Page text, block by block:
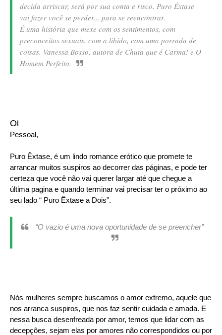
decida arriscar, será por sua conta e risco. Puro Êxtase
vai fazer você se perder... para se reencontrar.
É uma história que mexe com os sentimentos, com
preconceitos sexuais, com a libido, com uma porrada de
coisas. Vanessa Bosso, autora de Chuta que é Carma! e O
Homem Perfeito.
Oi
Pessoal,
Puro Êxtase, é um lindo romance erótico que promete te
arrancar muitos suspiros ao decorrer das páginas, e pode ter
certeza que você não vai querer largar até que chegue a
última pagina e quando terminar vai precisar ter o próximo ao
seu lado “ Puro Êxtase a Dois”.
“O vazio é uma nova oportunidade de se preencher”
Nós mulheres sempre buscamos o amor extremo, aquele que
nos arranca suspiros, que nos faz sentir cuidada e amada. E
nessa busca desenfreada por amor, temos que lidar com as
decepções, sejam elas por amores não correspondidos ou por